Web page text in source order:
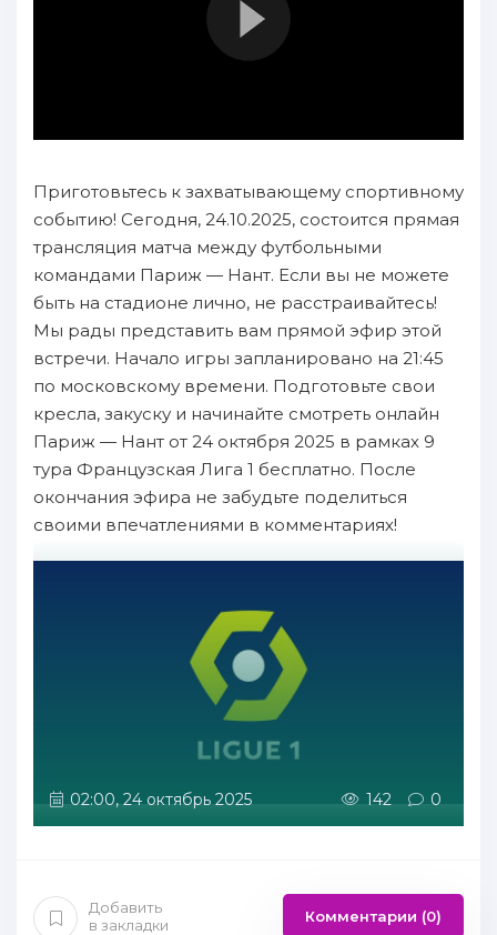
Приготовьтесь к захватывающему спортивному
событию! Сегодня, 24.10.2025, состоится прямая
трансляция матча между футбольными
командами Париж — Нант. Если вы не можете
быть на стадионе лично, не расстраивайтесь!
Мы рады представить вам прямой эфир этой
встречи. Начало игры запланировано на 21:45
по московскому времени. Подготовьте свои
кресла, закуску и начинайте смотреть онлайн
Париж — Нант от 24 октября 2025 в рамках 9
тура Французская Лига 1 бесплатно. После
окончания эфира не забудьте поделиться
своими впечатлениями в комментариях!
02:00, 24 октябрь 2025 142 0
Добавить
в закладки
Комментарии (0)